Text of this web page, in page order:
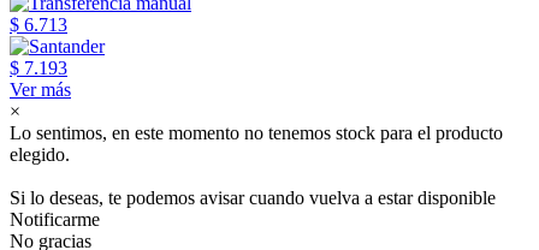
$ 6.713
$ 7.193
Ver más
×
Lo sentimos, en este momento no tenemos stock para el producto
elegido.
Si lo deseas, te podemos avisar cuando vuelva a estar disponible
Notificarme
No gracias